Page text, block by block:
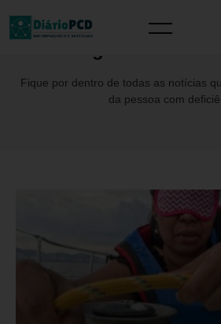
Fique por dentro de todas as notícias
da pessoa com